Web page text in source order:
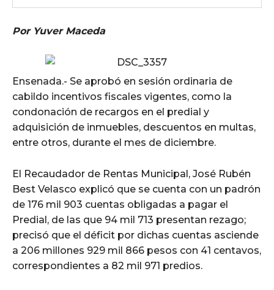
Por Yuver Maceda
Ensenada.- Se aprobó en sesión ordinaria de
cabildo incentivos fiscales vigentes, como la
condonación de recargos en el predial y
adquisición de inmuebles, descuentos en multas,
entre otros, durante el mes de diciembre.
El Recaudador de Rentas Municipal, José Rubén
Best Velasco explicó que se cuenta con un padrón
de 176 mil 903 cuentas obligadas a pagar el
Predial, de las que 94 mil 713 presentan rezago;
precisó que el déficit por dichas cuentas asciende
a 206 millones 929 mil 866 pesos con 41 centavos,
correspondientes a 82 mil 971 predios.